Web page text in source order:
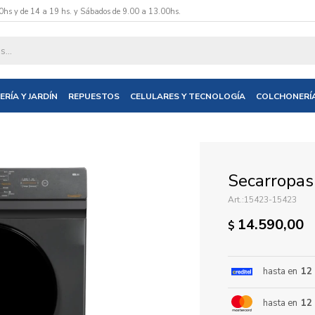
Y JARDÍN REPUESTOS CELULARES Y TECNOLOGÍA
y de 14 a 19 hs. y Sábados de 9.00 a 13.00hs.
15423-15423
$ 14.590,00
hasta en 12
hasta en 12
y te informaremos cuando tengamos stock disponible.